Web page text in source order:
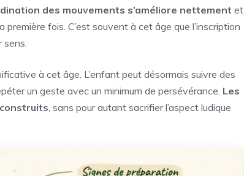
des mouvements s’améliore nettement et
fois. C’est souvent à cet âge que l’inscription
sens.
à cet âge. L’enfant peut désormais suivre des
un geste avec un minimum de persévérance. Les
, sans pour autant sacrifier l’aspect ludique